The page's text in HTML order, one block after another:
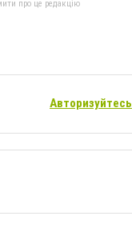
про це редакцію
Авторизуйтесь